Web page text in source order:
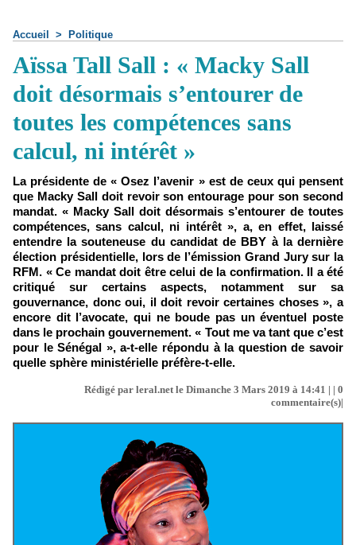
Accueil > Politique
Aïssa Tall Sall : « Macky Sall
doit désormais s’entourer de
toutes les compétences sans
calcul, ni intérêt »
La présidente de « Osez l’avenir » est de ceux qui pensent
que Macky Sall doit revoir son entourage pour son second
mandat. « Macky Sall doit désormais s’entourer de toutes
compétences, sans calcul, ni intérêt », a, en effet, laissé
entendre la souteneuse du candidat de BBY à la dernière
élection présidentielle, lors de l’émission Grand Jury sur la
RFM. « Ce mandat doit être celui de la confirmation. Il a été
critiqué sur certains aspects, notamment sur sa
gouvernance, donc oui, il doit revoir certaines choses », a
encore dit l’avocate, qui ne boude pas un éventuel poste
dans le prochain gouvernement. « Tout me va tant que c’est
pour le Sénégal », a-t-elle répondu à la question de savoir
quelle sphère ministérielle préfère-t-elle.
Rédigé par leral.net le Dimanche 3 Mars 2019 à 14:41 | | 0
commentaire(s)|